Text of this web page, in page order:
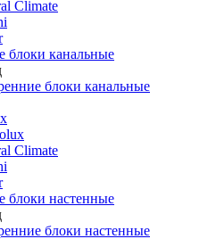
Climate
блоки канальные
блоки канальные
Climate
блоки настенные
блоки настенные